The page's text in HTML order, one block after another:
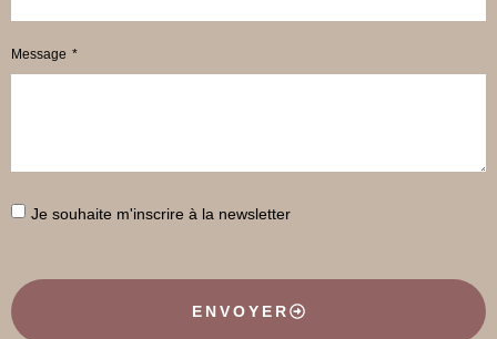
Message
Je souhaite m'inscrire à la newsletter
ENVOYER